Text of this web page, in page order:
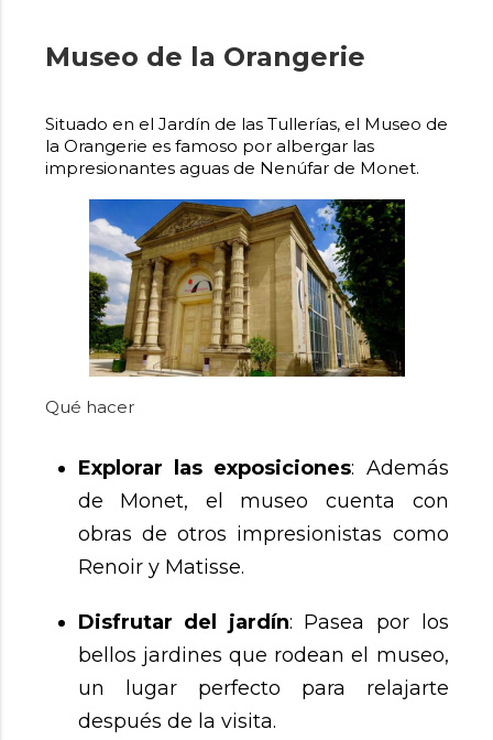
Museo de la Orangerie
Situado en el Jardín de las Tullerías, el Museo de
la Orangerie es famoso por albergar las
impresionantes aguas de Nenúfar de Monet.
Qué hacer
Explorar las exposiciones: Además
de Monet, el museo cuenta con
obras de otros impresionistas como
Renoir y Matisse.
Disfrutar del jardín: Pasea por los
bellos jardines que rodean el museo,
un lugar perfecto para relajarte
después de la visita.